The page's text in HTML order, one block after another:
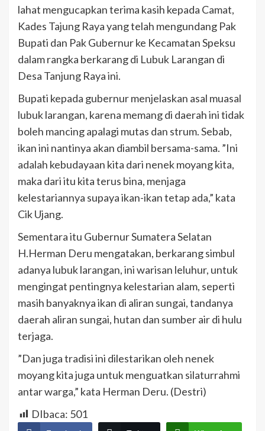
lahat mengucapkan terima kasih kepada Camat,
Kades Tajung Raya yang telah mengundang Pak
Bupati dan Pak Gubernur ke Kecamatan Speksu
dalam rangka berkarang di Lubuk Larangan di
Desa Tanjung Raya ini.
Bupati kepada gubernur menjelaskan asal muasal
lubuk larangan, karena memang di daerah ini tidak
boleh mancing apalagi mutas dan strum. Sebab,
ikan ini nantinya akan diambil bersama-sama. ”Ini
adalah kebudayaan kita dari nenek moyang kita,
maka dari itu kita terus bina, menjaga
kelestariannya supaya ikan-ikan tetap ada,” kata
Cik Ujang.
Sementara itu Gubernur Sumatera Selatan
H.Herman Deru mengatakan, berkarang simbul
adanya lubuk larangan, ini warisan leluhur, untuk
mengingat pentingnya kelestarian alam, seperti
masih banyaknya ikan di aliran sungai, tandanya
daerah aliran sungai, hutan dan sumber air di hulu
terjaga.
”Dan juga tradisi ini dilestarikan oleh nenek
moyang kita juga untuk menguatkan silaturrahmi
antar warga,” kata Herman Deru. (Destri)
DIbaca: 501